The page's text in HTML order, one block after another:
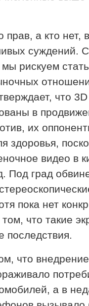
прав, а кто нет,
суждений.
рискуем стать
что
в
их
здоровья,
видео в
Под град
пока нет
что такие
последствия.
что
а в